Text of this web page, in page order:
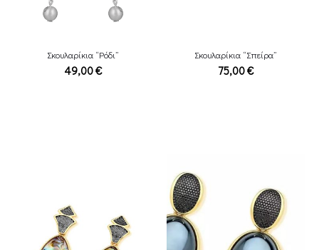
Σκουλαρίκια “Ρόδι”
49,00€
Σκουλαρίκια “Σπείρα”
75,00€